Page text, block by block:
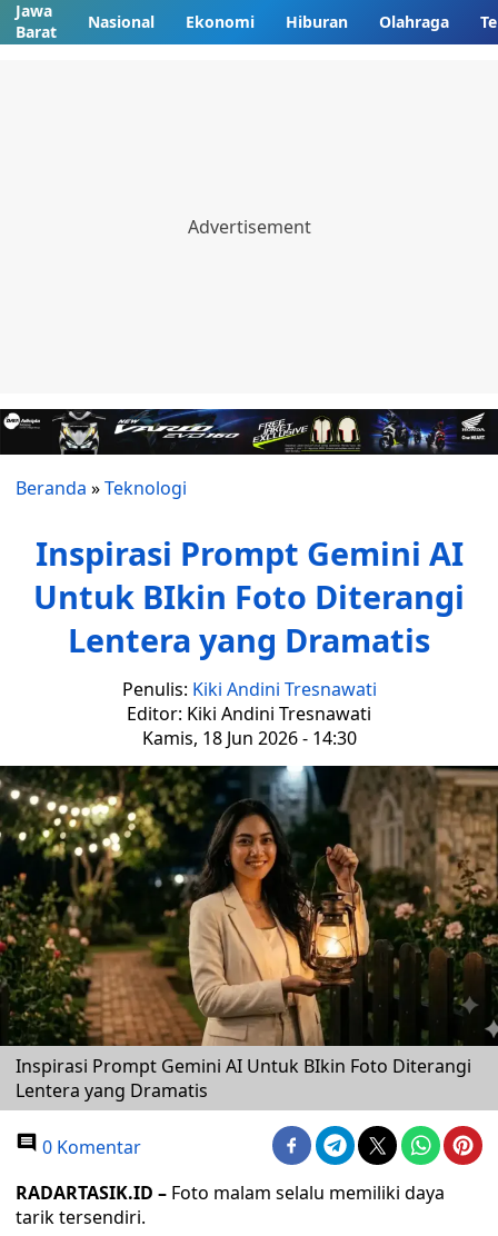
Jawa
Barat
Nasional Ekonomi Hiburan Olahraga
Beranda »Teknologi
Inspirasi Prompt Gemini AI
Untuk BIkin Foto Diterangi
Lentera yang Dramatis
Penulis: Kiki Andini Tresnawati
Editor: Kiki Andini Tresnawati
Kamis, 18 Jun 2026 - 14:30
Inspirasi Prompt Gemini AI Untuk BIkin Foto Diterangi
Lentera yang Dramatis
0 Komentar
RADARTASIK.ID – Foto malam selalu memiliki daya
tarik tersendiri.